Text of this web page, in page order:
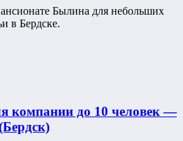
Былина для небольших
в Бердске.
компании до 10 человек —